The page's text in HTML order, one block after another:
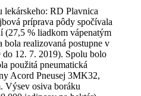
lekárskeho: RD Plavnica
príprava pôdy spočívala
(27,5 % liadkom vápenatým
bola realizovaná postupne v
12. 7. 2019). Spolu bolo
použitá pneumatická
Acord Pneusej 3MK32,
Výsev osiva boráku